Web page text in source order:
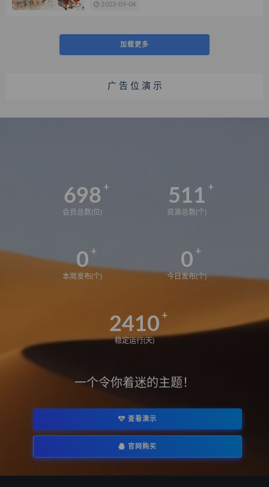
2023-09-04
加载更多
广 告 位 演 示
698
会员总数(位)
511
资源总数(个)
0
本周发布(个)
0
今日发布(个)
2410
稳定运行(天)
一个令你着迷的主题！
查看演示
官网购买